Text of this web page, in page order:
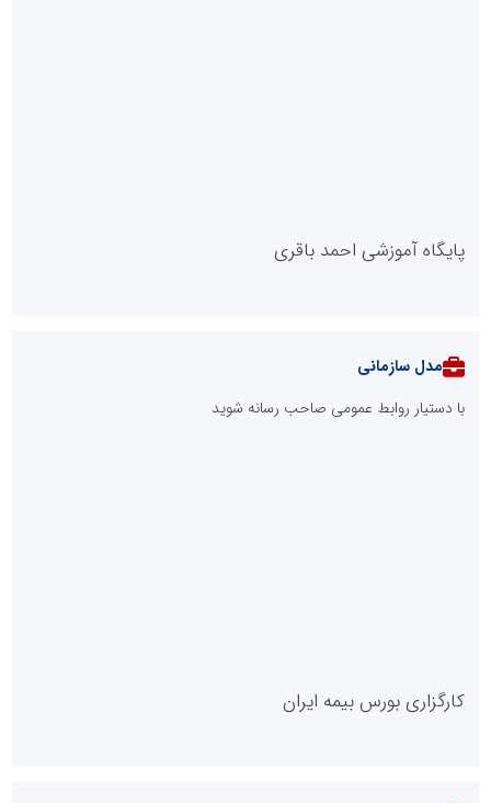
پایگاه آموزشی احمد باقری
مدل سازمانی
با دستیار روابط عمومی صاحب رسانه شوید
کارگزاری بورس بیمه ایران